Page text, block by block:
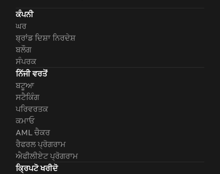
ਕੰਪਨੀ
ਘਰ
ਬ੍ਰਾਂਡ ਦਿਸ਼ਾ ਨਿਰਦੇਸ਼
ਬਲੌਗ
ਸੰਪਰਕ
ਨਿੱਜੀ ਵਰਤੋਂ
ਬਟੂਆ
ਸਟੈਕਿੰਗ
ਪਰਿਵਰਤਕ
ਕਮਾਓ
AML ਚੈਕਰ
ਰੈਫਰਲ ਪ੍ਰੋਗਰਾਮ
ਐਫੀਲੀਏਟ ਪ੍ਰੋਗਰਾਮ
ਕ੍ਰਿਪਟੋ ਖਰੀਦੋ